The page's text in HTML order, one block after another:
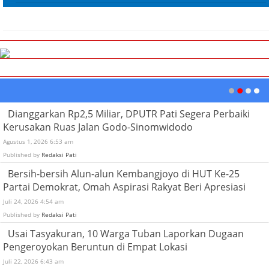
Dianggarkan Rp2,5 Miliar, DPUTR Pati Segera Perbaiki
Kerusakan Ruas Jalan Godo-Sinomwidodo
Agustus 1, 2026 6:53 am
Published by Redaksi Pati
Bersih-bersih Alun-alun Kembangjoyo di HUT Ke-25
Partai Demokrat, Omah Aspirasi Rakyat Beri Apresiasi
Juli 24, 2026 4:54 am
Published by Redaksi Pati
Usai Tasyakuran, 10 Warga Tuban Laporkan Dugaan
Pengeroyokan Beruntun di Empat Lokasi
Juli 22, 2026 6:43 am